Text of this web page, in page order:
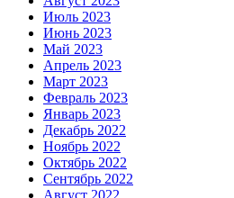
Июль 2023
Июнь 2023
Май 2023
Апрель 2023
Март 2023
Февраль 2023
Январь 2023
Декабрь 2022
Ноябрь 2022
Октябрь 2022
Сентябрь 2022
Август 2022